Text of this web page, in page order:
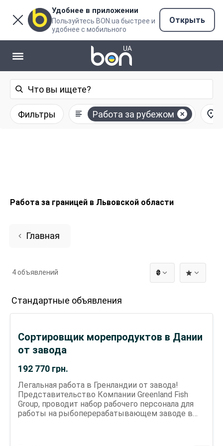
Удобнее в приложении
Пользуйтесь BON.ua быстрее и
удобнее с мобильного
Открыть
Фильтры Работа за рубежом
Работа за границей в Львовской области
Главная
₴
4 объявлений
Стандартные объявления
192 770 грн.
Сортировщик морепродуктов в Дании
от завода
Легальная работа в Гренландии от завода!
Представительство Компании Greenland Fish
Group, проводит набор рабочего персонала для
работы на рыбоперерабатывающем заводе в